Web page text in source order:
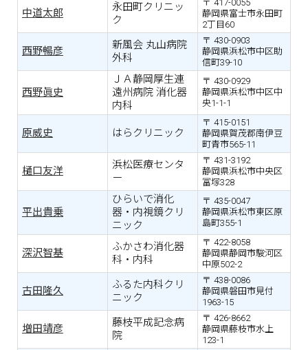
中道太郎
永田町クリニッ
ク
417-0055
静岡県富士市永田町
2丁目60
西野暢彦
新風会 丸山病院
外科
430-0903
静岡県浜松市中区助
信町39-10
西野眞史
ＪＡ静岡厚生連
遠州病院 消化器
内科
430-0929
静岡県浜松市中区中
央1-1-1
原威史 はらクリニック
415-0151
静岡県賀茂郡南伊豆
町青市565-11
樋口友洋
浜松医療センタ
ー
431-3192
静岡県浜松市中央区
冨塚328
平出貴乗
ひらいで消化
器・内視鏡クリ
ニック
435-0047
静岡県浜松市東区原
島町355-1
深沢智基
ふかさわ消化器
科・内科
422-8058
静岡県静岡市駿河区
中原502-2
古田隆久
ふるた内科クリ
ニック
438-0086
静岡県磐田市見付
1963-15
増田靖彦
藤枝平成記念病
院
426-8662
静岡県藤枝市水上
123-1